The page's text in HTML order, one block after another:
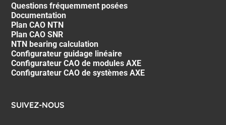
Questions fréquemment posées
Documentation
Plan CAO NTN
Plan CAO SNR
NTN bearing calculation
Configurateur guidage linéaire
Configurateur CAO de modules AXE
Configurateur CAO de systèmes AXE
SUIVEZ-NOUS